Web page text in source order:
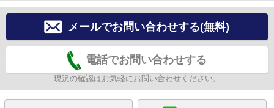
メールでお問い合わせする(無料)
電話でお問い合わせする
現況の確認はお気軽にお問い合わせください。